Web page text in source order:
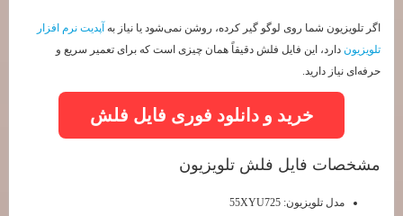
اگر تلویزیون شما روی لوگو گیر کرده، روشن نمی‌شود یا نیاز به آپدیت نرم افزار
تلویزیون دارد، این فایل فلش دقیقاً همان چیزی است که برای تعمیر سریع و
حرفه‌ای نیاز دارید.
خرید و دانلود فوری فایل فلش
مشخصات فایل فلش تلویزیون
مدل تلویزیون: 55XYU725